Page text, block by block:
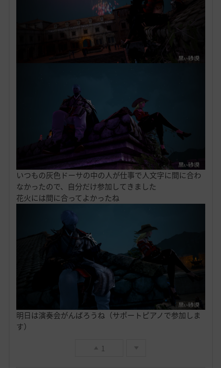
いつもの灰色ドーサの中の人が仕事で人文字に間に合わ
なかったので、自分だけ参加してきました
花火には間に合ってよかったね
明日は演奏会がんばろうね（サポートピアノで参加しま
す）
1